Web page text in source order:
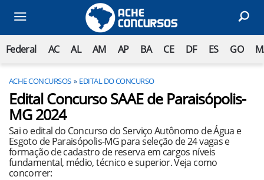
Federal AC AL AM AP BA CE DF ES GO
ACHE CONCURSOS EDITAL DO CONCURSO
Edital Concurso SAAE de Paraisópolis-
MG 2024
Sai o edital do Concurso do Serviço Autônomo de Água e
Esgoto de Paraisópolis-MG para seleção de 24 vagas e
formação de cadastro de reserva em cargos níveis
fundamental, médio, técnico e superior. Veja como
concorrer: